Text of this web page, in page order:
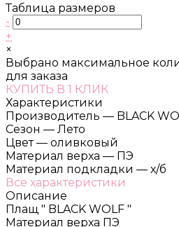
Таблица размеров
-
+
×
Выбрано максимальное
для заказа
КУПИТЬ В 1 КЛИК
Характеристики
Производитель — BLACK
Сезон — Лето
Цвет — оливковый
Материал верха — ПЭ
Материал подкладки — х/б
Все характеристики
Описание
Плащ " BLACK WOLF "
Материал верха ПЭ